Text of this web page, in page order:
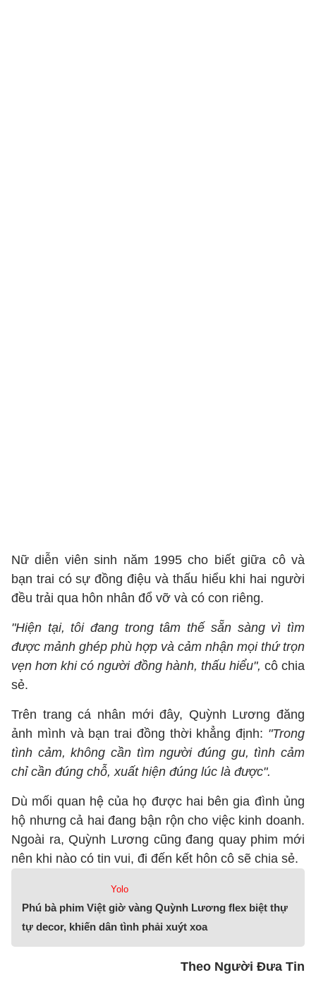
Nữ diễn viên sinh năm 1995 cho biết giữa cô và
bạn trai có sự đồng điệu và thấu hiểu khi hai người
đều trải qua hôn nhân đổ vỡ và có con riêng.
"Hiện tại, tôi đang trong tâm thế sẵn sàng vì tìm
được mảnh ghép phù hợp và cảm nhận mọi thứ trọn
vẹn hơn khi có người đồng hành, thấu hiểu", cô chia
sẻ.
Trên trang cá nhân mới đây, Quỳnh Lương đăng
ảnh mình và bạn trai đồng thời khẳng định: "Trong
tình cảm, không cần tìm người đúng gu, tình cảm
chỉ cần đúng chỗ, xuất hiện đúng lúc là được".
Dù mối quan hệ của họ được hai bên gia đình ủng
hộ nhưng cả hai đang bận rộn cho việc kinh doanh.
Ngoài ra, Quỳnh Lương cũng đang quay phim mới
nên khi nào có tin vui, đi đến kết hôn cô sẽ chia sẻ.
Yolo
Phú bà phim Việt giờ vàng Quỳnh Lương flex biệt thự
tự decor, khiến dân tình phải xuýt xoa
Theo Người Đưa Tin